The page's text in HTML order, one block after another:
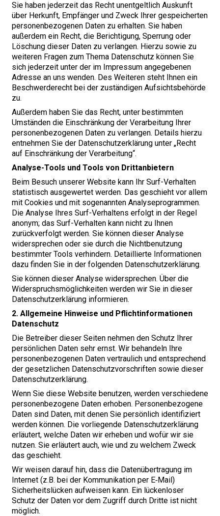
Sie haben jederzeit das Recht unentgeltlich Auskunft
über Herkunft, Empfänger und Zweck Ihrer gespeicherten
personenbezogenen Daten zu erhalten. Sie haben
außerdem ein Recht, die Berichtigung, Sperrung oder
Löschung dieser Daten zu verlangen. Hierzu sowie zu
weiteren Fragen zum Thema Datenschutz können Sie
sich jederzeit unter der im Impressum angegebenen
Adresse an uns wenden. Des Weiteren steht Ihnen ein
Beschwerderecht bei der zuständigen Aufsichtsbehörde
zu.
Außerdem haben Sie das Recht, unter bestimmten
Umständen die Einschränkung der Verarbeitung Ihrer
personenbezogenen Daten zu verlangen. Details hierzu
entnehmen Sie der Datenschutzerklärung unter ​ „Recht
auf Einschränkung der Verarbeitung“.
Analyse-Tools und Tools von Drittanbietern
Beim Besuch unserer Website kann Ihr Surf-Verhalten
statistisch ausgewertet werden. Das geschieht vor allem
mit Cookies und mit sogenannten Analyseprogrammen.
Die Analyse Ihres Surf-Verhaltens erfolgt in der Regel
anonym; das Surf-Verhalten kann nicht zu Ihnen
zurückverfolgt werden. Sie können dieser Analyse
widersprechen oder sie durch die Nichtbenutzung
bestimmter Tools verhindern. Detaillierte Informationen
dazu finden Sie in der folgenden Datenschutzerklärung.
Sie können dieser Analyse widersprechen. Über die
Widerspruchsmöglichkeiten werden wir Sie in dieser
Datenschutzerklärung informieren.
2. Allgemeine Hinweise und Pflichtinformationen
Datenschutz
Die Betreiber dieser Seiten nehmen den Schutz Ihrer
persönlichen Daten sehr ernst. Wir behandeln Ihre
personenbezogenen Daten vertraulich und entsprechend
der gesetzlichen Datenschutzvorschriften sowie dieser
Datenschutzerklärung.
Wenn Sie diese Website benutzen, werden verschiedene
personenbezogene Daten erhoben. Personenbezogene
Daten sind Daten, mit denen Sie persönlich identifiziert
werden können. Die vorliegende Datenschutzerklärung
erläutert, welche Daten wir erheben und wofür wir sie
nutzen. Sie erläutert auch, wie und zu welchem Zweck
das geschieht.
Wir weisen darauf hin, dass die Datenübertragung im
Internet (z.B. bei der Kommunikation per E‑Mail)
Sicherheitslücken aufweisen kann. Ein lückenloser
Schutz der Daten vor dem Zugriff durch Dritte ist nicht
möglich.